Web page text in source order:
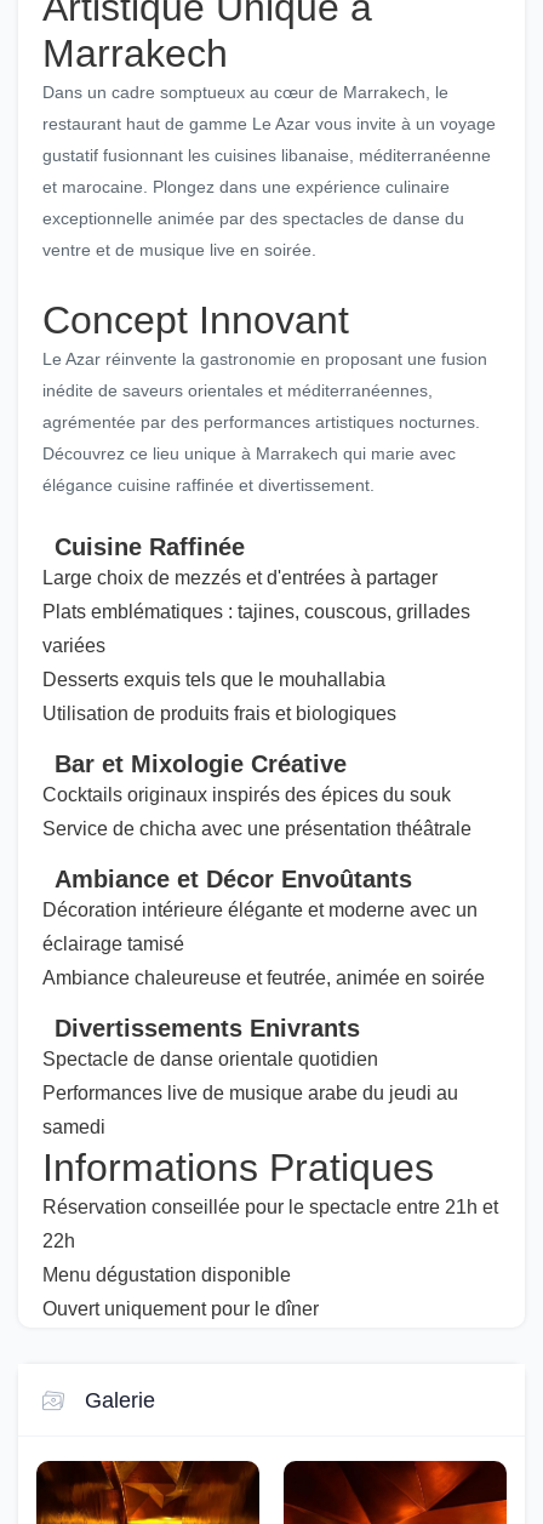
Marrakech
Dans un cadre somptueux au cœur de Marrakech, le
restaurant haut de gamme Le Azar vous invite à un voyage
gustatif fusionnant les cuisines libanaise, méditerranéenne
et marocaine. Plongez dans une expérience culinaire
exceptionnelle animée par des spectacles de danse du
ventre et de musique live en soirée.
Concept Innovant
Le Azar réinvente la gastronomie en proposant une fusion
inédite de saveurs orientales et méditerranéennes,
agrémentée par des performances artistiques nocturnes.
Découvrez ce lieu unique à Marrakech qui marie avec
élégance cuisine raffinée et divertissement.
Cuisine Raffinée
Large choix de mezzés et d'entrées à partager
Plats emblématiques : tajines, couscous, grillades
variées
Desserts exquis tels que le mouhallabia
Utilisation de produits frais et biologiques
Bar et Mixologie Créative
Cocktails originaux inspirés des épices du souk
Service de chicha avec une présentation théâtrale
Ambiance et Décor Envoûtants
Décoration intérieure élégante et moderne avec un
éclairage tamisé
Ambiance chaleureuse et feutrée, animée en soirée
Divertissements Enivrants
Spectacle de danse orientale quotidien
Performances live de musique arabe du jeudi au
samedi
Informations Pratiques
Réservation conseillée pour le spectacle entre 21h et
22h
Menu dégustation disponible
Ouvert uniquement pour le dîner
Galerie